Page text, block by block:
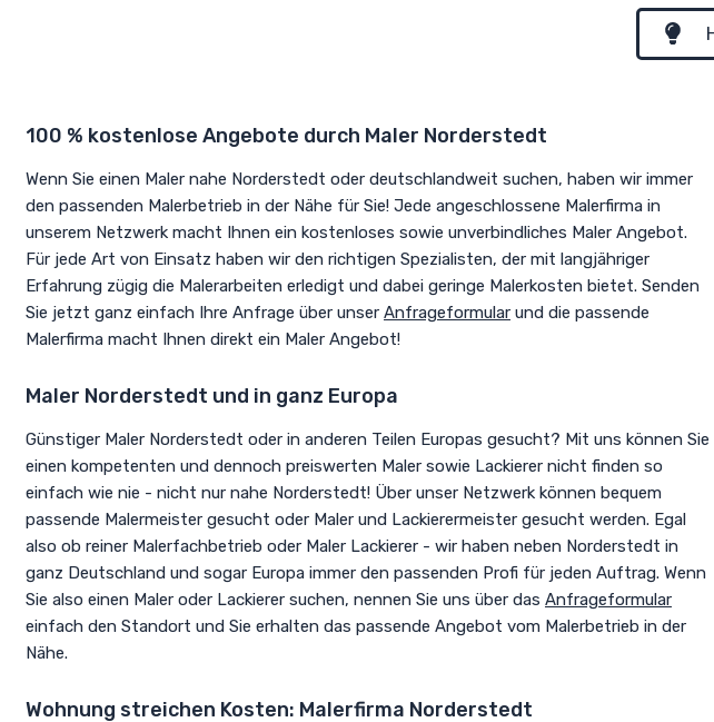
100 % kostenlose Angebote durch Maler Norderstedt
Wenn Sie einen Maler nahe Norderstedt oder deutschlandweit suchen, haben wir immer
den passenden Malerbetrieb in der Nähe für Sie! Jede angeschlossene Malerfirma in
unserem Netzwerk macht Ihnen ein kostenloses sowie unverbindliches Maler Angebot.
Für jede Art von Einsatz haben wir den richtigen Spezialisten, der mit langjähriger
Erfahrung zügig die Malerarbeiten erledigt und dabei geringe Malerkosten bietet. Senden
Sie jetzt ganz einfach Ihre Anfrage über unser Anfrageformular und die passende
Malerfirma macht Ihnen direkt ein Maler Angebot!
Maler Norderstedt und in ganz Europa
Günstiger Maler Norderstedt oder in anderen Teilen Europas gesucht? Mit uns können Sie
einen kompetenten und dennoch preiswerten Maler sowie Lackierer nicht finden so
einfach wie nie - nicht nur nahe Norderstedt! Über unser Netzwerk können bequem
passende Malermeister gesucht oder Maler und Lackierermeister gesucht werden. Egal
also ob reiner Malerfachbetrieb oder Maler Lackierer - wir haben neben Norderstedt in
ganz Deutschland und sogar Europa immer den passenden Profi für jeden Auftrag. Wenn
Sie also einen Maler oder Lackierer suchen, nennen Sie uns über das Anfrageformular
einfach den Standort und Sie erhalten das passende Angebot vom Malerbetrieb in der
Nähe.
Wohnung streichen Kosten: Malerfirma Norderstedt